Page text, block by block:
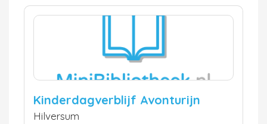
Kinderdagverblijf Avonturijn
Hilversum